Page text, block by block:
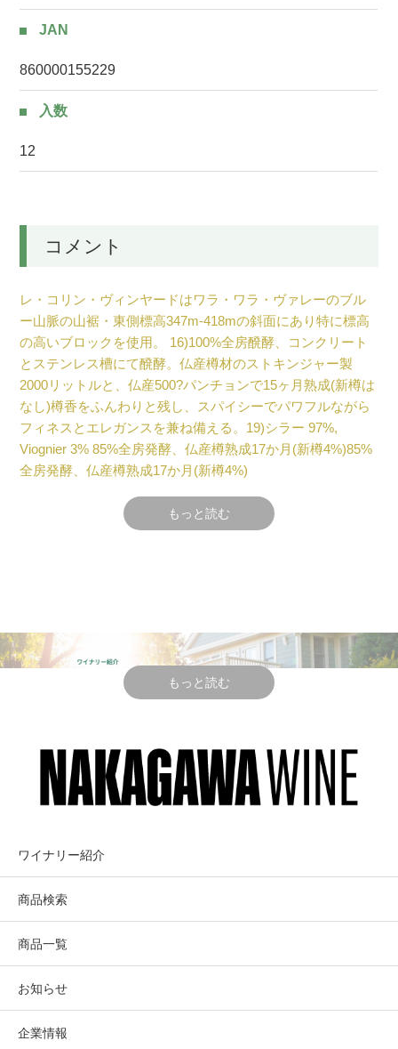
JAN
860000155229
入数
12
コメント
レ・コリン・ヴィンヤードはワラ・ワラ・ヴァレーのブル
ー山脈の山裾・東側標高347m-418mの斜面にあり特に標高
の高いブロックを使用。 16)100%全房醗酵、コンクリート
とステンレス槽にて醗酵。仏産樽材のストキンジャー製
2000リットルと、仏産500?パンチョンで15ヶ月熟成(新樽は
なし)樽香をふんわりと残し、スパイシーでパワフルながら
フィネスとエレガンスを兼ね備える。19)シラー 97%,
Viognier 3% 85%全房発酵、仏産樽熟成17か月(新樽4%)85%
全房発酵、仏産樽熟成17か月(新樽4%)
もっと読む
シラーこそワシントンの個性を十分に引き出ことが出来る
ベストな品種と信じており、その中でも、レ・コリン・ヴ
わずかな樽香をふんわりと残し、スパイシーでパワフルな
がらフィネスとエレガンスを兼ね備える、濃さで勝負しな
い食中酒としてのシラーが目標。
テイスティング・コメント
土や岩、鉱物的な要素、肉や血のようなニュアンスが満
クラシックなシラー、そしてレ・コリーヌの魅力満載。
風味が長く続く。
キー。
ブ(ペッパーやタラゴン、ナツメグなど)が現れる。
上級キュヴェのジョン・ルイスに迫る勢いを持つ。
もっと読む
GRAMERCY
CELLARS
グラマシー・セ
ラーズ
「ワシントン・エレガンス」ワシントン
ック・ハリントン（マスター・ソムリエ)
ワイナリー紹介
商品検索
商品一覧
お知らせ
企業情報